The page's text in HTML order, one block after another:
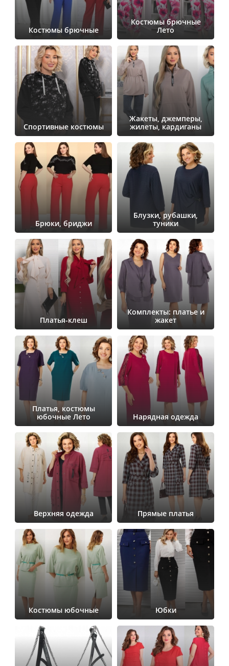
Костюмы брючные
Костюмы брючные
Лето
Спортивные костюмы
Жакеты, джемперы,
жилеты, кардиганы
Брюки, бриджи
Блузки, рубашки,
туники
Платья-клеш
Комплекты: платье и
жакет
Платья, костюмы
юбочные Лето
Нарядная одежда
Верхняя одежда Прямые платья
Костюмы юбочные Юбки